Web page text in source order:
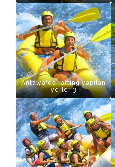
Antalya'da rafting yapılan
yerler 3